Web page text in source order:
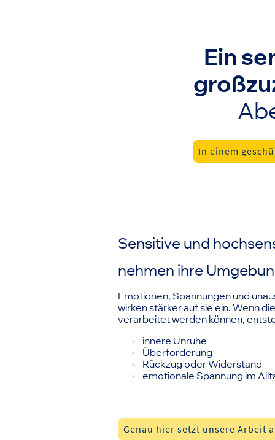
Ein
In einem
Sensitive und
nehmen ihre
Emotionen, Spannungen und
wirken stärker auf sie ein. Wenn
verarbeitet werden können,
innere Unruhe
Überforderung
Rückzug oder Widerstand
emotionale Spannung im
Genau hier setzt unsere Arbeit